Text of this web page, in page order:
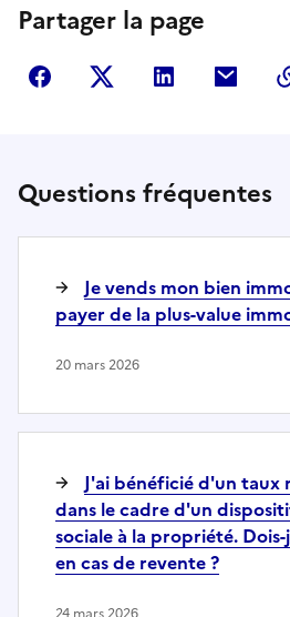
Partager la page
Partager sur Facebook
Partager sur Twitter
Partager
Questions fréquentes
Je vends mon bien
payer de la plus-value
20 mars 2026
J'ai bénéficié d'un taux
dans le cadre d'un
sociale à la propriété.
en cas de revente ?